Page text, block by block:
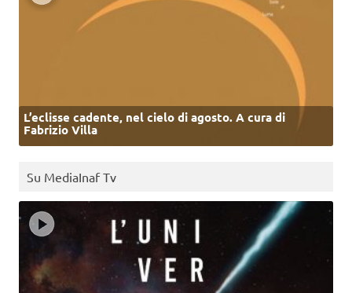
L’eclisse cadente, nel cielo di agosto. A cura di
Fabrizio Villa
Su MediaInaf Tv